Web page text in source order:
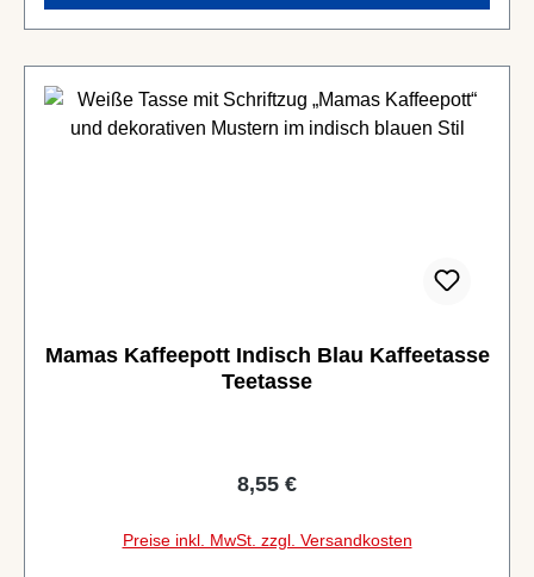
Mamas Kaffeepott Indisch Blau Kaffeetasse
Teetasse
Regulärer Preis:
8,55 €
Preise inkl. MwSt. zzgl. Versandkosten